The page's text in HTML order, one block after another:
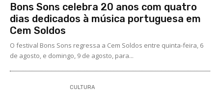
Bons Sons celebra 20 anos com quatro
dias dedicados à música portuguesa em
Cem Soldos
O festival Bons Sons regressa a Cem Soldos entre quinta-feira, 6
de agosto, e domingo, 9 de agosto, para...
CULTURA